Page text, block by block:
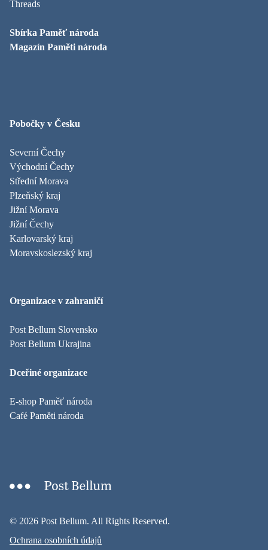
Threads
Sbírka Paměť národa
Magazín Paměti národa
Pobočky v Česku
Severní Čechy
Východní Čechy
Střední Morava
Plzeňský kraj
Jižní Morava
Jižní Čechy
Karlovarský kraj
Moravskoslezský kraj
Organizace v zahraničí
Post Bellum Slovensko
Post Bellum Ukrajina
Dceřiné organizace
E-shop Paměť národa
Café Paměti národa
© 2026 Post Bellum. All Rights Reserved.
Ochrana osobních údajů